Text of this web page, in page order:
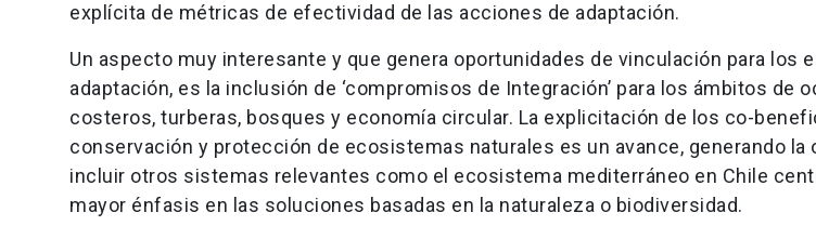
explícita de métricas de efectividad de las acciones de adaptación.
Un aspecto muy interesante y que genera oportunidades de vinculación para los
adaptación, es la inclusión de ‘compromisos de Integración’ para los ámbitos de
costeros, turberas, bosques y economía circular. La explicitación de los co-
conservación y protección de ecosistemas naturales es un avance, generando la
incluir otros sistemas relevantes como el ecosistema mediterráneo en Chile
mayor énfasis en las soluciones basadas en la naturaleza o biodiversidad.